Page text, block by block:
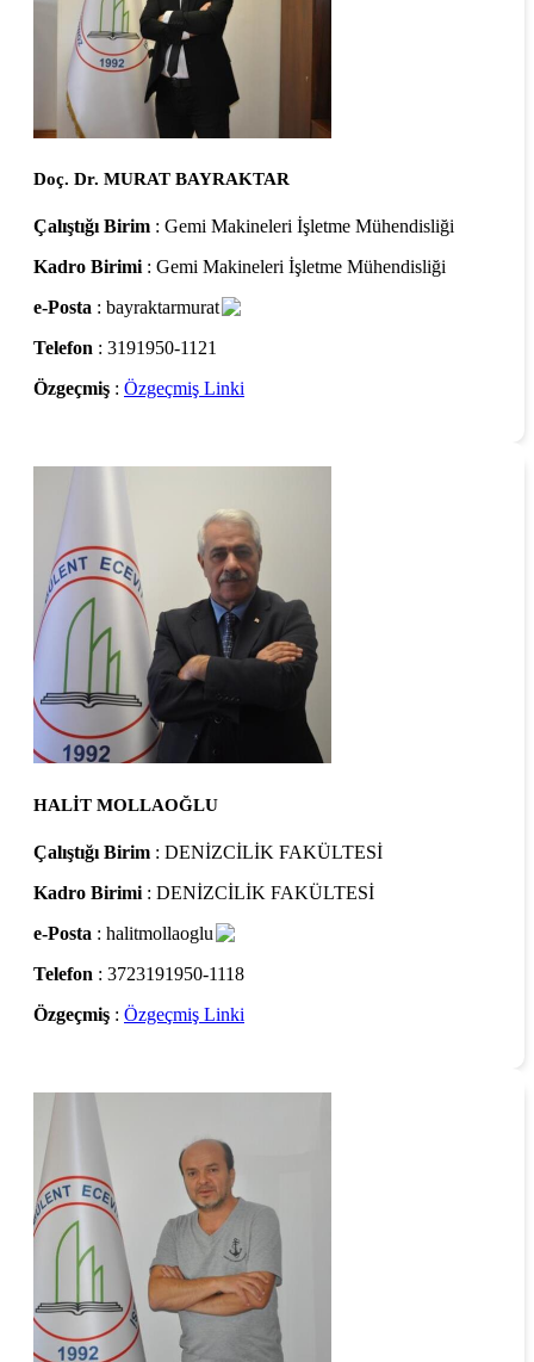
Doç. Dr. MURAT BAYRAKTAR
Çalıştığı Birim : Gemi Makineleri İşletme Mühendisliği
Kadro Birimi: Gemi Makineleri İşletme Mühendisliği
e-Posta : bayraktarmurat
Telefon : 3191950-1121
Özgeçmiş : Özgeçmiş Linki
HALİT MOLLAOĞLU
Çalıştığı Birim : DENİZCİLİK FAKÜLTESİ
Kadro Birimi : DENİZCİLİK FAKÜLTESİ
e-Posta : halitmollaoglu
Telefon : 3723191950-1118
Özgeçmiş : Özgeçmiş Linki